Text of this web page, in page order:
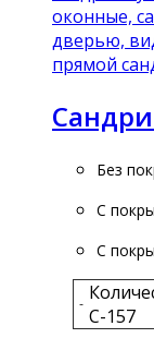
Без
С
С
- С-157